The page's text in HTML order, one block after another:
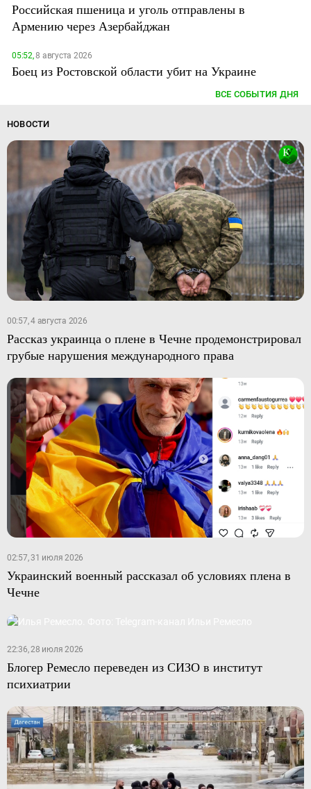
Российская пшеница и уголь отправлены в
Армению через Азербайджан
05:52,8 августа 2026
Боец из Ростовской области убит на Украине
ВСЕ СОБЫТИЯ ДНЯ
НОВОСТИ
00:57, 4 августа 2026
Рассказ украинца о плене в Чечне продемонстрировал
грубые нарушения международного права
02:57, 31 июля 2026
Украинский военный рассказал об условиях плена в
Чечне
22:36, 28 июля 2026
Блогер Ремесло переведен из СИЗО в институт
психиатрии